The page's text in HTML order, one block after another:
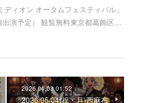
ィオン オータムフェスティバル」
演予定） 観覧無料東京都葛飾区…
2026.04.03 01:52
2026/05/04(祝・月)西麻布